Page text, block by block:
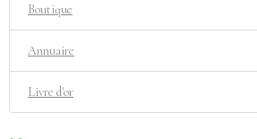
Boutique
Annuaire
Livre d'or